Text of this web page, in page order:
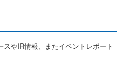
スやIR情報、またイベントレポート